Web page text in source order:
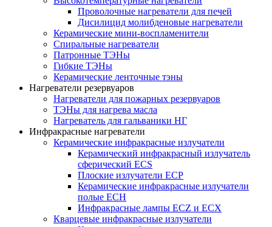
Проволочные нагреватели для печей
Дисилицид молибденовые нагреватели
Керамические мини-воспламенители
Спиральные нагреватели
Патронные ТЭНы
Гибкие ТЭНы
Керамические ленточные тэны
Нагреватели резервуаров
Нагреватели для пожарных резервуаров
ТЭНы для нагрева масла
Нагреватель для гальваники НГ
Инфракрасные нагреватели
Керамические инфракрасные излучатели
Керамический инфракрасный излучатель
сферический ECS
Плоские излучатели ECP
Керамические инфракрасные излучатели
полые ECH
Инфракрасные лампы ECZ и ECX
Кварцевые инфракрасные излучатели